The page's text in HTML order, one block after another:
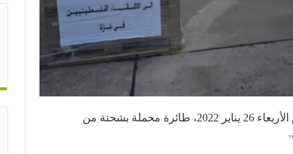
أرسل الرئيس التونسي قيس سعيد اليوم الأربعاء 26 يناير 2022، طائرة محملة بشحنة من